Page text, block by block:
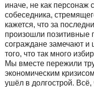
иначе, не как персонаж
собеседника,
кажется, что за
произошли позитивные
сограждане замечают и
того, что так много
Мы вместе пережили
экономическим
ушёл в долгострой. Всё,